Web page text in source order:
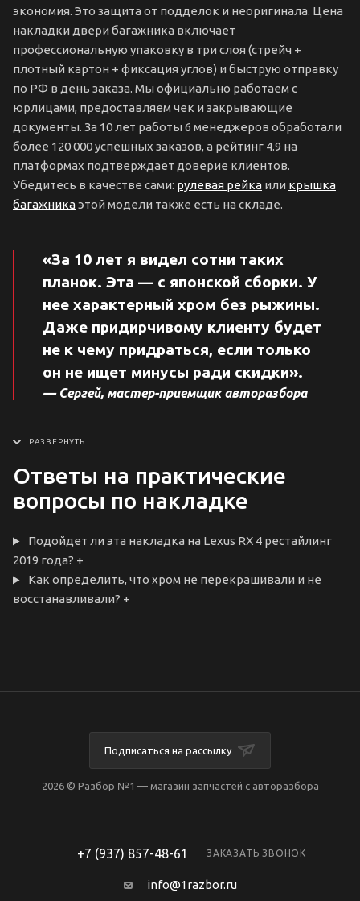
экономия. Это защита от подделок и неоригинала. Цена
накладки двери багажника включает
профессиональную упаковку в три слоя (стрейч +
плотный картон + фиксация углов) и быструю отправку
по РФ в день заказа. Мы официально работаем с
юрлицами, предоставляем чек и закрывающие
документы. За 10 лет работы 6 менеджеров обработали
более 120 000 успешных заказов, а рейтинг 4.9 на
платформах подтверждает доверие клиентов.
Убедитесь в качестве сами: рулевая рейка или крышка
багажникаэтой модели также есть на складе.
«За 10 лет я видел сотни таких
планок. Эта — с японской сборки. У
нее характерный хром без рыжины.
Даже придирчивому клиенту будет
не к чему придраться, если только
он не ищет минусы ради скидки».
— Сергей, мастер-приемщик авторазбора
Ответы на практические
вопросы по накладке
Подойдет ли эта накладка на Lexus RX 4 рестайлинг
2019 года? +
Как определить, что хром не перекрашивали и не
восстанавливали? +
Подписаться на рассылку
2026 © Разбор №1 — магазин запчастей с авторазбора
+7 (937) 857-48-61 ЗАКАЗАТЬ ЗВОНОК
info@1razbor.ru